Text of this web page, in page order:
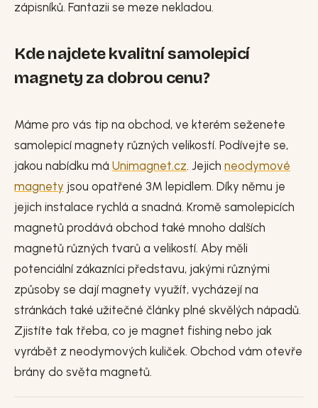
zápisníků. Fantazii se meze nekladou.
Kde najdete kvalitní samolepicí
magnety za dobrou cenu?
Máme pro vás tip na obchod, ve kterém seženete
samolepicí magnety různých velikostí. Podívejte se,
jakou nabídku má Unimagnet.cz. Jejich neodymové
magnety jsou opatřené 3M lepidlem. Díky němu je
jejich instalace rychlá a snadná. Kromě samolepicích
magnetů prodává obchod také mnoho dalších
magnetů různých tvarů a velikostí. Aby měli
potenciální zákazníci představu, jakými různými
způsoby se dají magnety využít, vycházejí na
stránkách také užitečné články plné skvělých nápadů.
Zjistíte tak třeba, co je magnet fishing nebo jak
vyrábět z neodymových kuliček. Obchod vám otevře
brány do světa magnetů.